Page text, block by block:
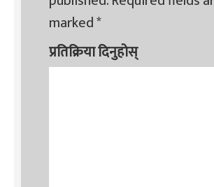
marked*
प्रतिक्रिया दिनुहोस्